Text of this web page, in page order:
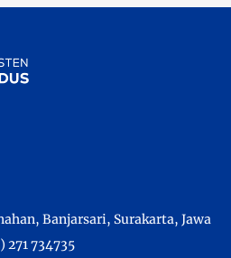
Banjarsari, Surakarta, Jawa
271 734735